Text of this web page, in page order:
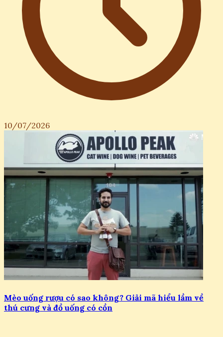
10/07/2026
Mèo uống rượu có sao không? Giải mã hiểu lầm về
thú cưng và đồ uống có cồn